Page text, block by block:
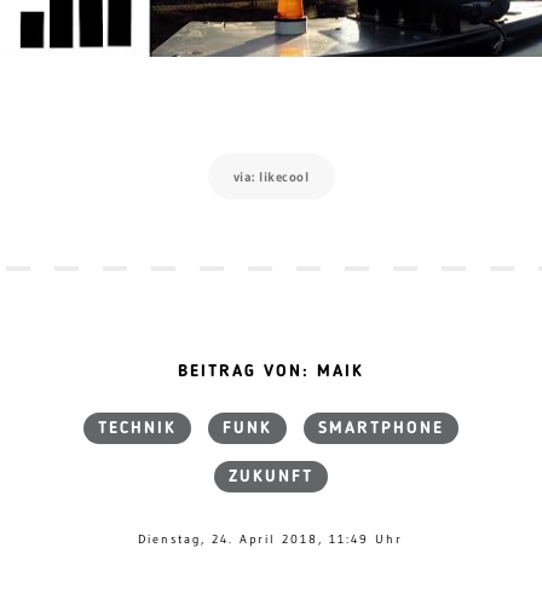
via: likecool
BEITRAG VON: MAIK
TECHNIK FUNK SMARTPHONE
ZUKUNFT
Dienstag, 24. April 2018, 11:49 Uhr